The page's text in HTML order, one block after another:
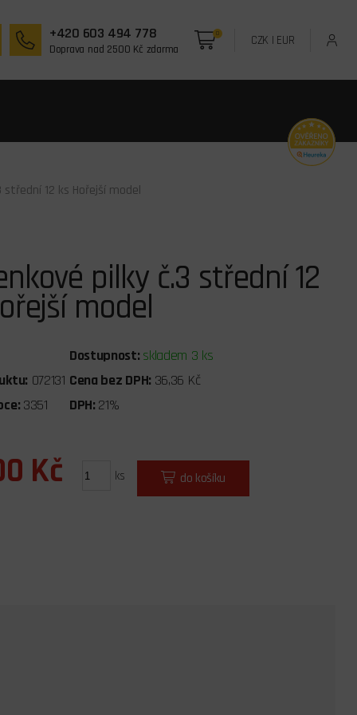
+420 603 494 778
Doprava nad 2500 Kč zdarma
0 CZK | EUR
12 ks Hořejší model
pilky č.3 střední 12
model
Dostupnost: skladem 3 ks
072131 Cena bez DPH: 36,36 Kč
3351 DPH: 21%
Kč ks do košíku